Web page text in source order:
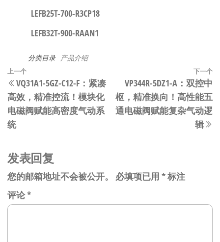
LEFB25T-700-R3CP18
LEFB32T-900-RAAN1
分类目录 产品介绍
文
章
导
航
上
一
篇
文
章
上一个
VQ31A1-5GZ-C12-F：紧凑
高效，精准控流！模块化
电磁阀赋能高密度气动系
统​
下一个
VP344R-5DZ1-A：双控中
枢，精准换向！高性能五
通电磁阀赋能复杂气动逻
辑​
发表回复
您的邮箱地址不会被公开。 必填项已用 *标注
评论*